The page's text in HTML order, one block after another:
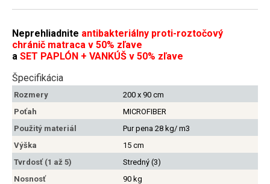
Neprehliadnite antibakteriálny proti-roztočový
chránič matraca v 50% zľave
a SET PAPLÓN + VANKÚŠ v 50% zľave
Špecifikácia
Rozmery
200 x 90 cm
Poťah
MICROFIBER
Použitý materiál
Pur pena 28 kg/ m3
Výška
15 cm
Tvrdosť (1 až 5)
Stredný (3)
Nosnosť
90 kg